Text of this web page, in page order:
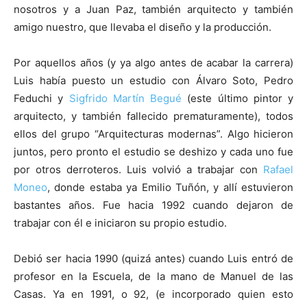
nosotros y a Juan Paz, también arquitecto y también
amigo nuestro, que llevaba el diseño y la producción.
Por aquellos años (y ya algo antes de acabar la carrera)
Luis había puesto un estudio con Álvaro Soto, Pedro
Feduchi y Sigfrido Martín Begué (este último pintor y
arquitecto, y también fallecido prematuramente), todos
ellos del grupo “Arquitecturas modernas”. Algo hicieron
juntos, pero pronto el estudio se deshizo y cada uno fue
por otros derroteros. Luis volvió a trabajar con Rafael
Moneo, donde estaba ya Emilio Tuñón, y allí estuvieron
bastantes años. Fue hacia 1992 cuando dejaron de
trabajar con él e iniciaron su propio estudio.
Debió ser hacia 1990 (quizá antes) cuando Luis entró de
profesor en la Escuela, de la mano de Manuel de las
Casas. Ya en 1991, o 92, (e incorporado quien esto